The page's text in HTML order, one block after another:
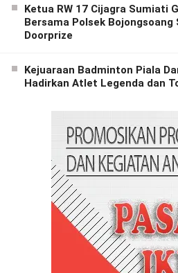
Ketua RW 17 Cijagra Sumiati
Bersama Polsek
Doorprize
Kejuaraan Badminton Piala
Hadirkan Atlet Legenda dan